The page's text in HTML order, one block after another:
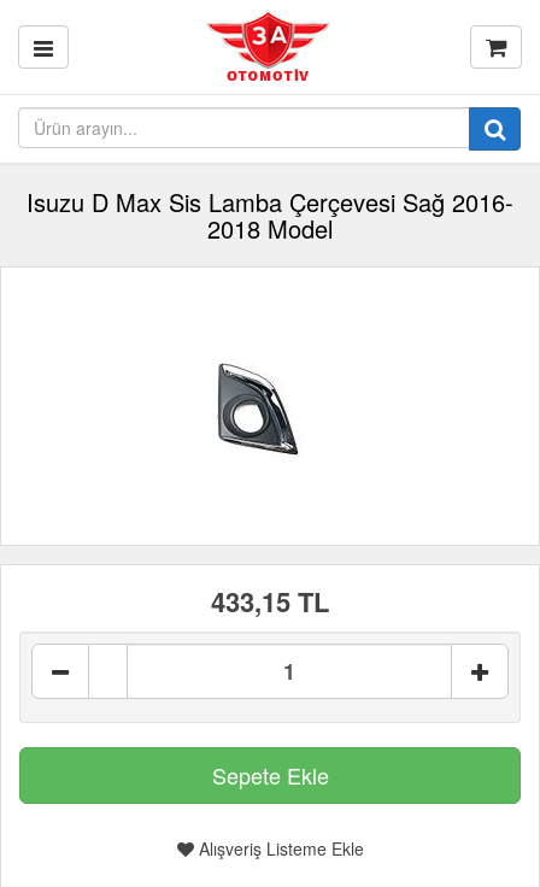
Isuzu D Max Sis Lamba Çerçevesi Sağ 2016-
2018 Model
433,15 TL
Alışveriş Listeme Ekle